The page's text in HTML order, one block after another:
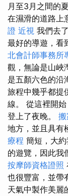
月至3月之間的
在濕滑的道路上
證 近視 我們去
最好的導遊，看
北會計師事務所
觀，無論是山峽
是五顏六色的沿
旅程中幾乎都提
線。 從這裡開
登上了夜晚。
地方，並且具有
療程 簡短，大
的遊覽，因此我
按摩師資格證照
也很豐富，並帶
天氣中製作美麗